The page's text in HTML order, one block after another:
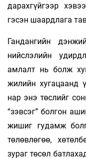
дарахгүйгээр
гэсэн шаардлага
Гандангийн
нийслэлийн
амлалт нь болж
жилийн хугацаанд
нар энэ төслийг
“зэвсэг” болгон
жишиг гудамж
төлөвлөгөө,
зураг төсөл